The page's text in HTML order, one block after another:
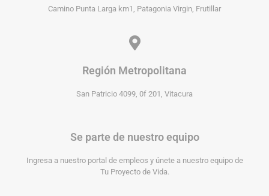
Camino Punta Larga km1, Patagonia Virgin, Frutillar
Región Metropolitana
San Patricio 4099, 0f 201, Vitacura
Se parte de nuestro equipo
Ingresa a nuestro portal de empleos y únete a nuestro equipo de
Tu Proyecto de Vida.